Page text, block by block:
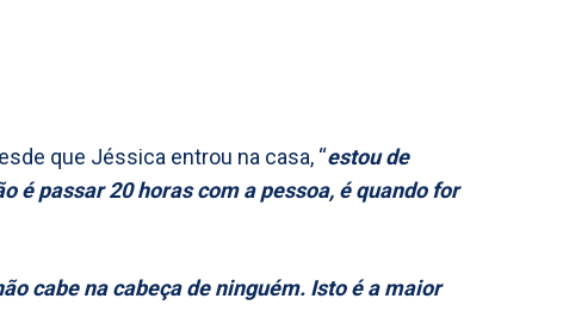
que Jéssica entrou na casa, “estou de
é passar 20 horas com a pessoa, é quando for
cabe na cabeça de ninguém. Isto é a maior